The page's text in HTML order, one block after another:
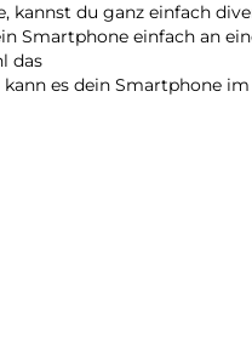
kannst du ganz einfach
Smartphone einfach an
das
es dein Smartphone